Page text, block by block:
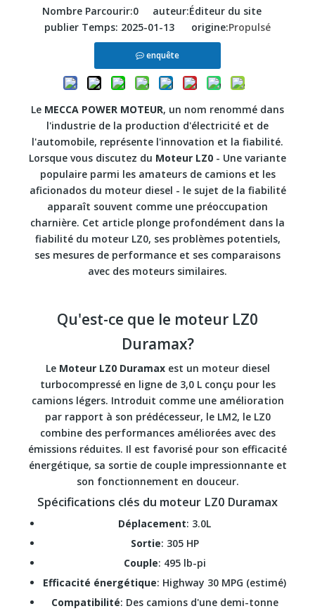
Nombre Parcourir:0 auteur:Éditeur du site
publier Temps: 2025-01-13 origine:Propulsé
enquête
Le MECCA POWER MOTEUR, un nom renommé dans
l'industrie de la production d'électricité et de
l'automobile, représente l'innovation et la fiabilité.
Lorsque vous discutez du Moteur LZ0 - Une variante
populaire parmi les amateurs de camions et les
aficionados du moteur diesel - le sujet de la fiabilité
apparaît souvent comme une préoccupation
charnière. Cet article plonge profondément dans la
fiabilité du moteur LZ0, ses problèmes potentiels,
ses mesures de performance et ses comparaisons
avec des moteurs similaires.
Qu'est-ce que le moteur LZ0
Duramax?
Le Moteur LZ0 Duramaxest un moteur diesel
turbocompressé en ligne de 3,0 L conçu pour les
camions légers. Introduit comme une amélioration
par rapport à son prédécesseur, le LM2, le LZ0
combine des performances améliorées avec des
émissions réduites. Il est favorisé pour son efficacité
énergétique, sa sortie de couple impressionnante et
son fonctionnement en douceur.
Spécifications clés du moteur LZ0 Duramax
Déplacement: 3.0L
Sortie: 305 HP
Couple: 495 lb-pi
Efficacité énergétique: Highway 30 MPG (estimé)
Compatibilité: Des camions d'une demi-tonne